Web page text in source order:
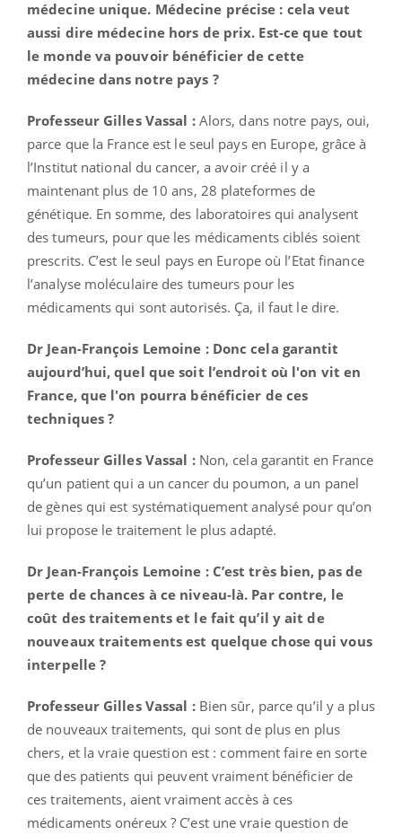
médecine unique. Médecine précise : cela veut
aussi dire médecine hors de prix. Est-ce que tout
le monde va pouvoir bénéficier de cette
médecine dans notre pays ?
Professeur Gilles Vassal : Alors, dans notre pays, oui,
parce que la France est le seul pays en Europe, grâce à
l’Institut national du cancer, a avoir créé il y a
maintenant plus de 10 ans, 28 plateformes de
génétique. En somme, des laboratoires qui analysent
des tumeurs, pour que les médicaments ciblés soient
prescrits. C’est le seul pays en Europe où l’Etat finance
l’analyse moléculaire des tumeurs pour les
médicaments qui sont autorisés. Ça, il faut le dire.
Dr Jean-François Lemoine : Donc cela garantit
aujourd’hui, quel que soit l’endroit où l'on vit en
France, que l'on pourra bénéficier de ces
techniques ?
Professeur Gilles Vassal : Non, cela garantit en France
qu’un patient qui a un cancer du poumon, a un panel
de gènes qui est systématiquement analysé pour qu’on
lui propose le traitement le plus adapté.
Dr Jean-François Lemoine : C’est très bien, pas de
perte de chances à ce niveau-là. Par contre, le
coût des traitements et le fait qu’il y ait de
nouveaux traitements est quelque chose qui vous
interpelle ?
Professeur Gilles Vassal : Bien sûr, parce qu’il y a plus
de nouveaux traitements, qui sont de plus en plus
chers, et la vraie question est : comment faire en sorte
que des patients qui peuvent vraiment bénéficier de
ces traitements, aient vraiment accès à ces
médicaments onéreux ? C’est une vraie question de